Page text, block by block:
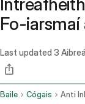
Fo-iarsmaí
Last updated 3
Baile Cógais